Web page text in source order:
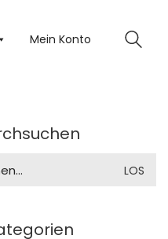
Mein Konto
LOS